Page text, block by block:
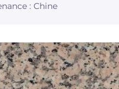
: Chine